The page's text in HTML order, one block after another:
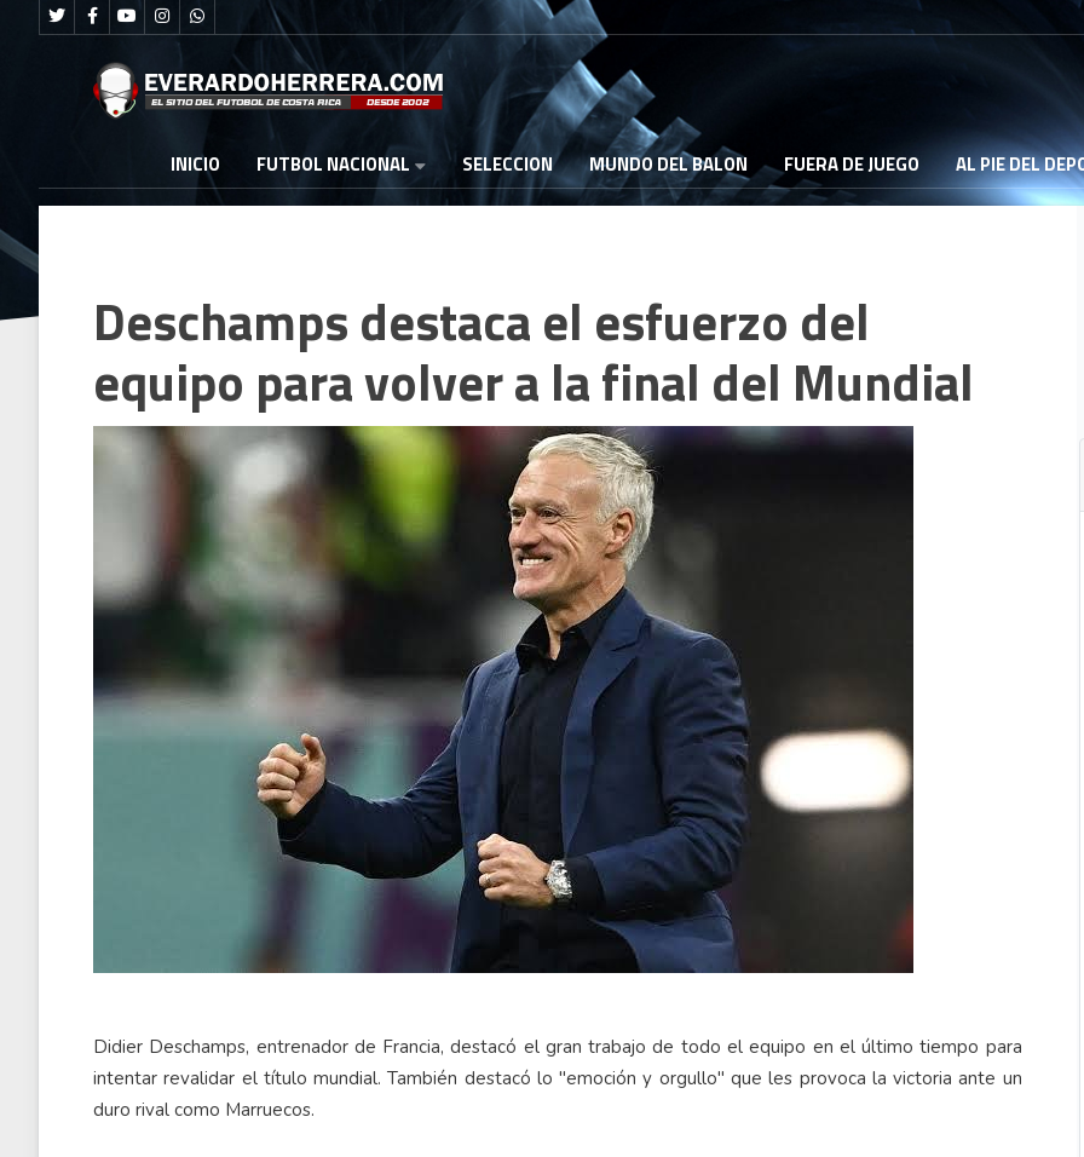
INICIO FUTBOL NACIONAL SELECCION MUNDO DEL BALON FUERA DE JUEGO AL PIE DEL
Deschamps destaca el esfuerzo del
equipo para volver a la final del Mundial
Didier Deschamps, entrenador de Francia, destacó el gran trabajo de todo el equipo en el último tiempo para
intentar revalidar el título mundial. También destacó lo "emoción y orgullo" que les provoca la victoria ante un
duro rival como Marruecos.